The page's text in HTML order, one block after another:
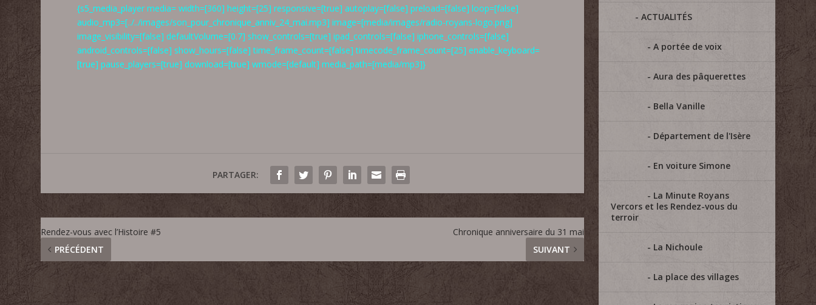
{s5_media_player media= width=[360] height=[25] responsive=[true] autoplay=[false] preload=[false] loop=[false]
audio_mp3=[../../images/son_pour_chronique_anniv_24_mai.mp3] image=[media/images/radio-royans-logo.png]
image_visibility=[false] defaultVolume=[0.7] show_controls=[true] ipad_controls=[false] iphone_controls=[false]
android_controls=[false] show_hours=[false] time_frame_count=[false] timecode_frame_count=[25] enable_keyboard=
[true] pause_players=[true] download=[true] wmode=[default] media_path=[media/mp3]}
PARTAGER:
Rendez-vous avec l’Histoire #5
PRÉCÉDENT
Chronique anniversaire du 31 mai
SUIVANT
ACTUALITÉS
A portée de voix
Aura des pâquerettes
Bella Vanille
Département de l'Isère
En voiture Simone
La Minute Royans
Vercors et les Rendez-vous du
terroir
La Nichoule
La place des villages